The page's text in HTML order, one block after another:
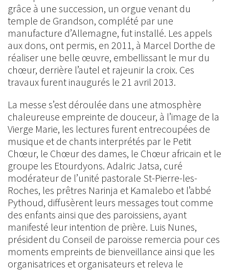
grâce à une succession, un orgue venant du
temple de Grandson, complété par une
manufacture d’Allemagne, fut installé. Les appels
aux dons, ont permis, en 2011, à Marcel Dorthe de
réaliser une belle œuvre, embellissant le mur du
chœur, derrière l’autel et rajeunir la croix. Ces
travaux furent inaugurés le 21 avril 2013.
La messe s’est déroulée dans une atmosphère
chaleureuse empreinte de douceur, à l’image de la
Vierge Marie, les lectures furent entrecoupées de
musique et de chants interprétés par le Petit
Chœur, le Chœur des dames, le Chœur africain et le
groupe les Etourdyons. Adalric Jatsa, curé
modérateur de l’unité pastorale St-Pierre-les-
Roches, les prêtres Narinja et Kamalebo et l’abbé
Pythoud, diffusèrent leurs messages tout comme
des enfants ainsi que des paroissiens, ayant
manifesté leur intention de prière. Luis Nunes,
président du Conseil de paroisse remercia pour ces
moments empreints de bienveillance ainsi que les
organisatrices et organisateurs et releva le